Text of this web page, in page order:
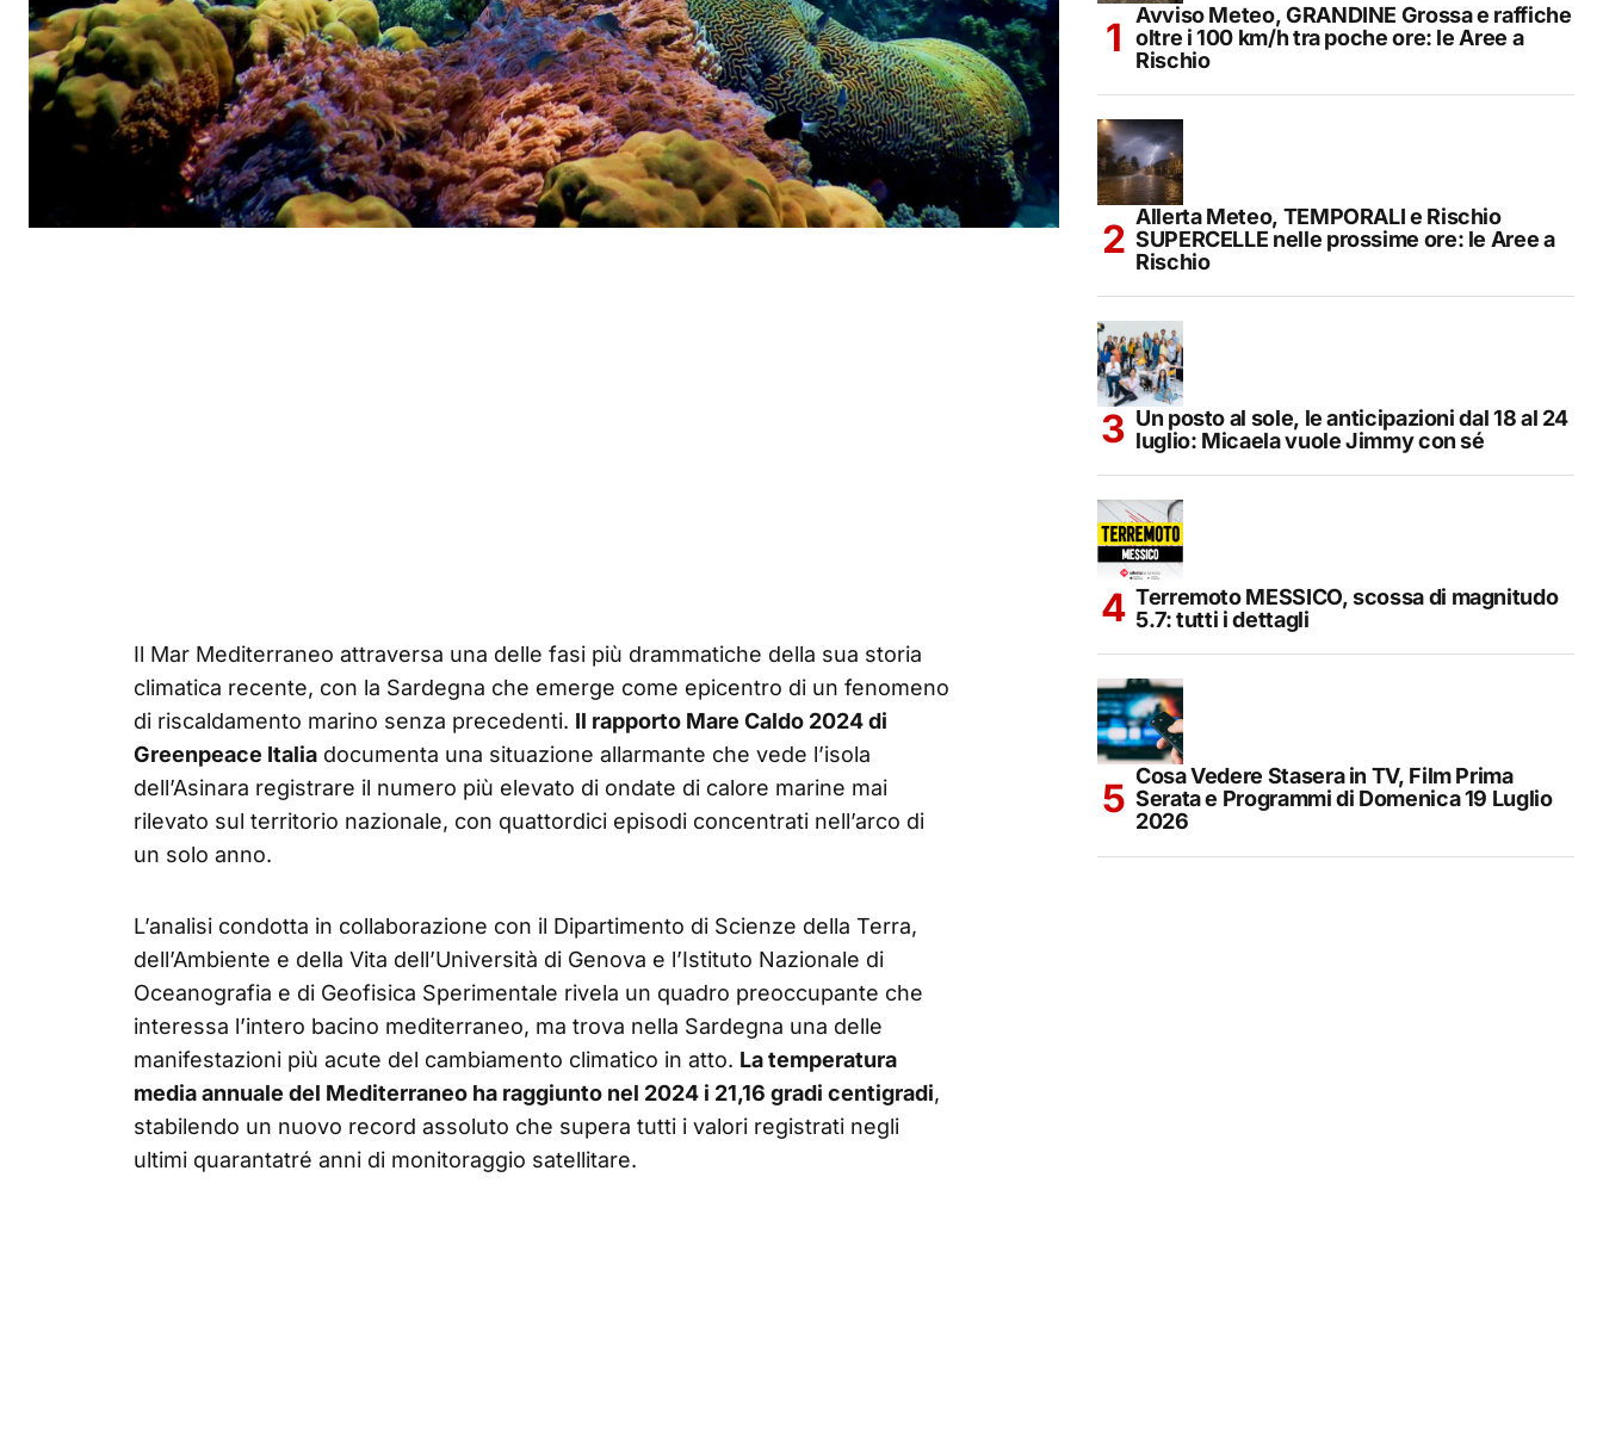
Il Mar Mediterraneo attraversa una delle fasi più drammatiche della sua storia
climatica recente, con la Sardegna che emerge come epicentro di un fenomeno
di riscaldamento marino senza precedenti. Il rapporto Mare Caldo 2024 di
Greenpeace Italia documenta una situazione allarmante che vede l’isola
dell’Asinara registrare il numero più elevato di ondate di calore marine mai
rilevato sul territorio nazionale, con quattordici episodi concentrati nell’arco di
un solo anno.
L’analisi condotta in collaborazione con il Dipartimento di Scienze della Terra,
dell’Ambiente e della Vita dell’Università di Genova e l’Istituto Nazionale di
Oceanografia e di Geofisica Sperimentale rivela un quadro preoccupante che
interessa l’intero bacino mediterraneo, ma trova nella Sardegna una delle
manifestazioni più acute del cambiamento climatico in atto. La temperatura
media annuale del Mediterraneo ha raggiunto nel 2024 i 21,16 gradi centigradi,
stabilendo un nuovo record assoluto che supera tutti i valori registrati negli
ultimi quarantatré anni di monitoraggio satellitare.
Avviso Meteo, GRANDINE Grossa e raffiche
oltre i 100 km/h tra poche ore: le Aree a
Rischio
Allerta Meteo, TEMPORALI e Rischio
SUPERCELLE nelle prossime ore: le Aree a
Rischio
Un posto al sole, le anticipazioni dal 18 al 24
luglio: Micaela vuole Jimmy con sé
Terremoto MESSICO, scossa di magnitudo
5.7: tutti i dettagli
Cosa Vedere Stasera in TV, Film Prima
Serata e Programmi di Domenica 19 Luglio
2026